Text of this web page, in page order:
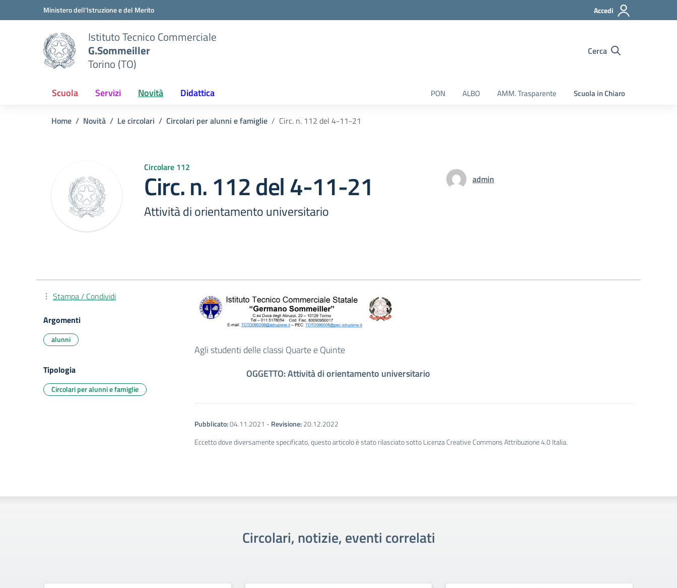
Vai ai contenuti
Vai al menu di navigazioneMinistero dell'Istruzione e del Merito Accedi
Istituto Tecnico Commerciale
G.Sommeiller
Torino (TO)
Cerca
Scuola Servizi Novità Didattica PON ALBO AMM. Trasparente Scuola in Chiaro
Home Novità Le circolari Circolari per alunni e famiglie Circ. n. 112 del 4-11-21
Circolare 112
Circ. n. 112 del 4-11-21
Attività di orientamento universitario
admin
Agli studenti delle classi Quarte e Quinte
OGGETTO: Attività di orientamento universitario
Pubblicato:04.11.2021 -Revisione:20.12.2022
Eccetto dove diversamente specificato, questo articolo è stato rilasciato sotto Licenza Creative Commons Attribuzione 4.0 Italia.
Stampa / Condividi
Argomenti
alunni
Tipologia
Circolari per alunni e famiglie
Circolari, notizie, eventi correlati